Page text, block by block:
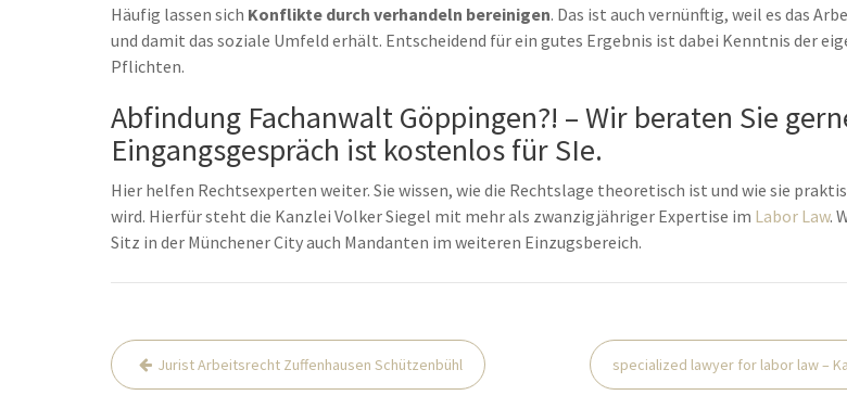
Häufig lassen sich Konflikte durch verhandeln bereinigen. Das ist auch vernünftig, weil es das
und damit das soziale Umfeld erhält. Entscheidend für ein gutes Ergebnis ist dabei Kenntnis der
Pflichten.
Abfindung Fachanwalt Göppingen?! – Wir beraten Sie
Eingangsgespräch ist kostenlos für SIe.
Hier helfen Rechtsexperten weiter. Sie wissen, wie die Rechtslage theoretisch ist und wie sie
wird. Hierfür steht die Kanzlei Volker Siegel mit mehr als zwanzigjähriger Expertise im Labor Law.
Sitz in der Münchener City auch Mandanten im weiteren Einzugsbereich.
Post
navigation
Jurist Arbeitsrecht Zuffenhausen Schützenbühl specialized lawyer for labor law –